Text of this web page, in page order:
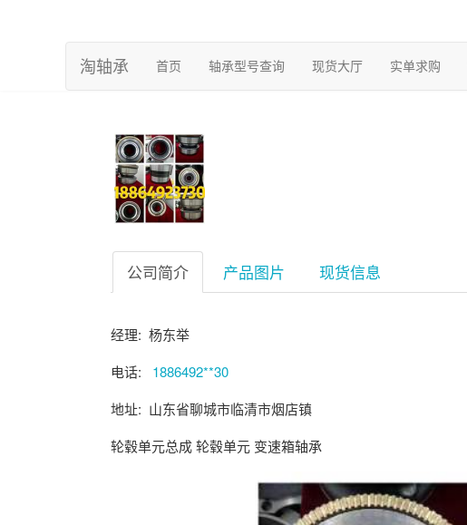
淘轴承 首页 (current)轴承型号查询 现货大厅 实单求购
公司简介 产品图片 现货信息
经理: 杨东举
电话: 1886492**30
地址: 山东省聊城市临清市烟店镇
轮毂单元总成 轮毂单元 变速箱轴承